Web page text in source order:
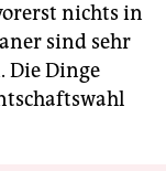
nichts in
sind sehr
Die Dinge